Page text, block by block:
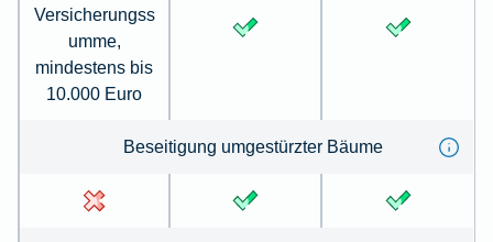
Versicherungss
umme,
mindestens bis
10.000 Euro
Beseiti­gung umge­stürzter Bäume